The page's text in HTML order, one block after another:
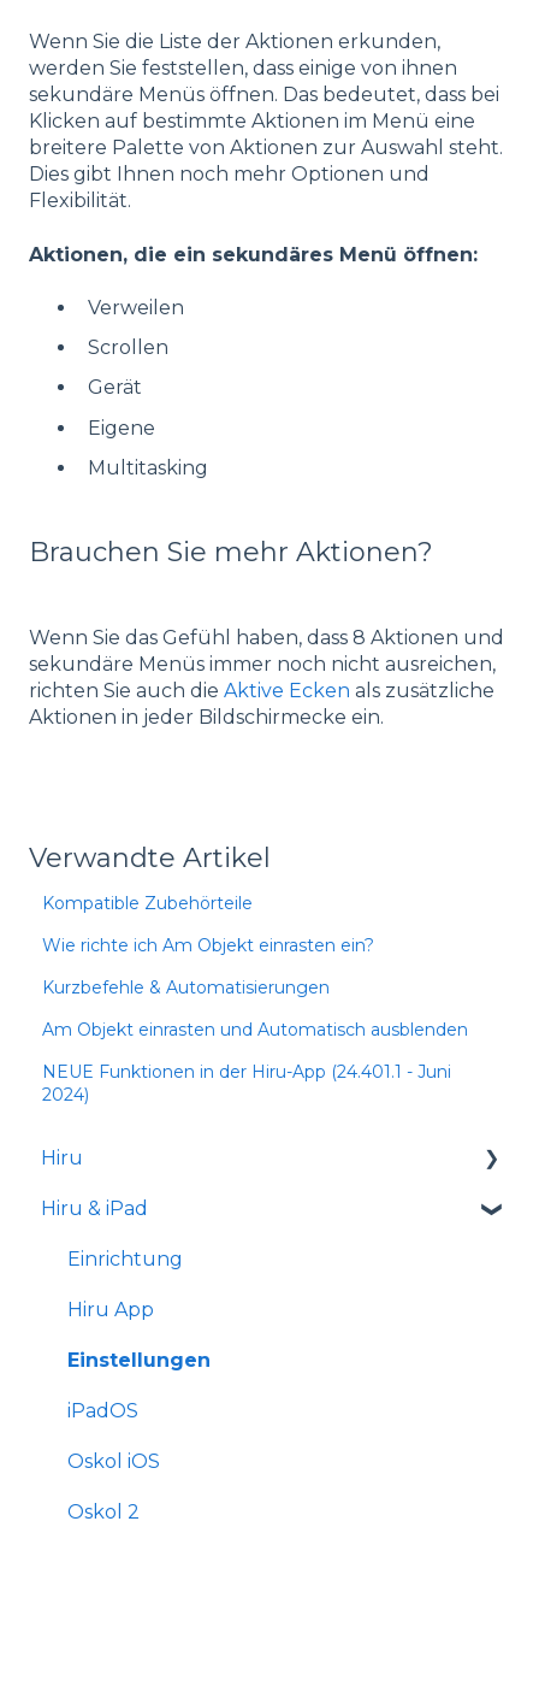
Wenn Sie die Liste der Aktionen erkunden,
werden Sie feststellen, dass einige von ihnen
sekundäre Menüs öffnen. Das bedeutet, dass bei
Klicken auf bestimmte Aktionen im Menü eine
breitere Palette von Aktionen zur Auswahl steht.
Dies gibt Ihnen noch mehr Optionen und
Flexibilität.
Aktionen, die ein sekundäres Menü öffnen:
Verweilen
Scrollen
Gerät
Eigene
Multitasking
Brauchen Sie mehr Aktionen?
Wenn Sie das Gefühl haben, dass 8 Aktionen und
sekundäre Menüs immer noch nicht ausreichen,
richten Sie auch die Aktive Ecken als zusätzliche
Aktionen in jeder Bildschirmecke ein.
Verwandte Artikel
Kompatible Zubehörteile
Wie richte ich Am Objekt einrasten ein?
Kurzbefehle & Automatisierungen
Am Objekt einrasten und Automatisch ausblenden
NEUE Funktionen in der Hiru-App (24.401.1 - Juni
2024)
Hiru
Versionshinweise
Hiru & iPad
Einrichtung
Hiru App
Einstellungen
iPadOS
Oskol iOS
Oskol 2